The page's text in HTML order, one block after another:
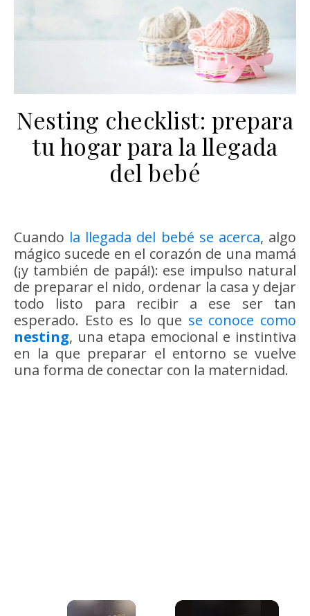
Nesting checklist: prepara
tu hogar para la llegada
del bebé
Cuando la llegada del bebé se acerca, algo
mágico sucede en el corazón de una mamá
(¡y también de papá!): ese impulso natural
de preparar el nido, ordenar la casa y dejar
todo listo para recibir a ese ser tan
esperado. Esto es lo que se conoce como
nesting, una etapa emocional e instintiva
en la que preparar el entorno se vuelve
una forma de conectar con la maternidad.
×